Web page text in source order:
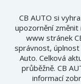
CB AUTO si
upozornění
www stránek
správnost, úplnost
Auto. Celková
průběžně. CB
informací